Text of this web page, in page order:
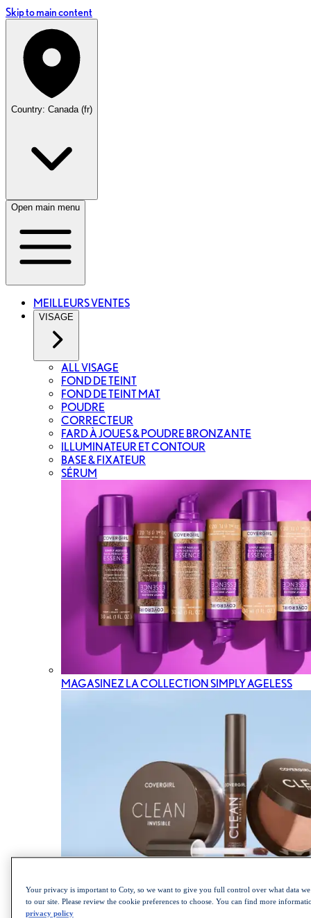
Skip to main content
Country: Canada (fr)
Open main menu
MEILLEURS VENTES
VISAGE
ALL VISAGE
FOND DE TEINT
FOND DE TEINT MAT
POUDRE
CORRECTEUR
FARD À JOUES & POUDRE BRONZANTE
ILLUMINATEUR ET CONTOUR
BASE & FIXATEUR
SÉRUM
MAGASINEZ LA COLLECTION SIMPLY AGELESS
MAGASINEZ LA COLLECTION CLEAN
YEUX
Your privacy is important to Coty, so we want to give you full control over what data
to our site. Please review the cookie preferences to choose. You can find more
privacy policy